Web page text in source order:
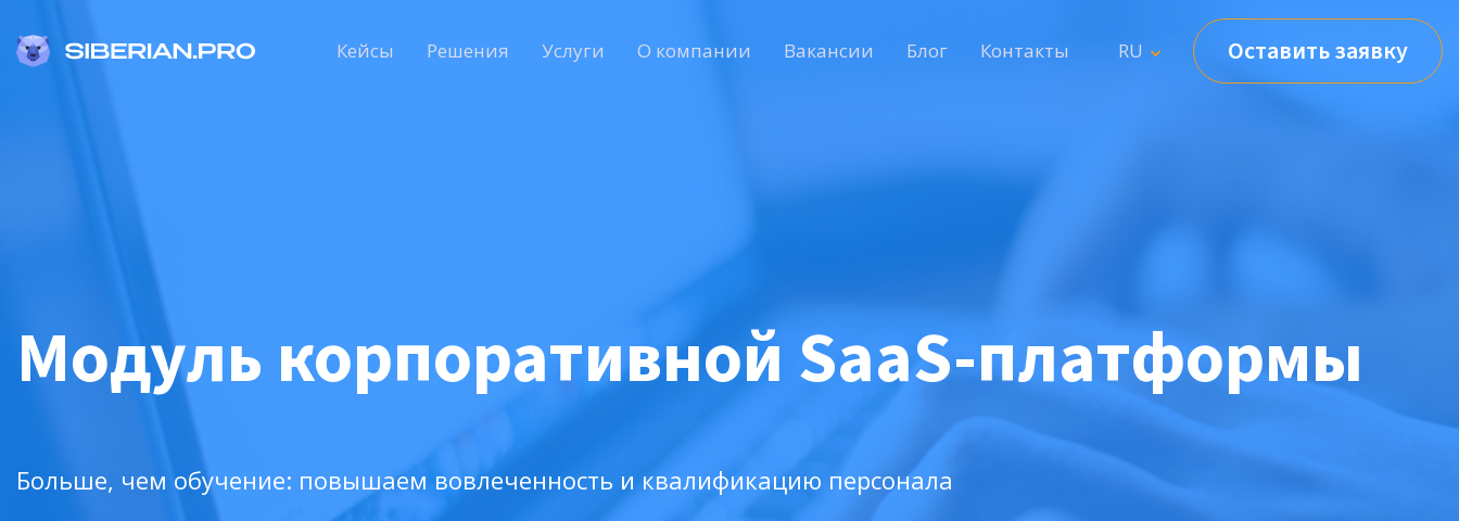
Кейсы Решения Услуги О компании Вакансии Блог Контакты RU Оставить заявку
Модуль корпоративной SaaS-платформы
Больше, чем обучение: повышаем вовлеченность и квалификацию персонала